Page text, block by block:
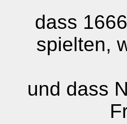
dass
spielten,
und dass